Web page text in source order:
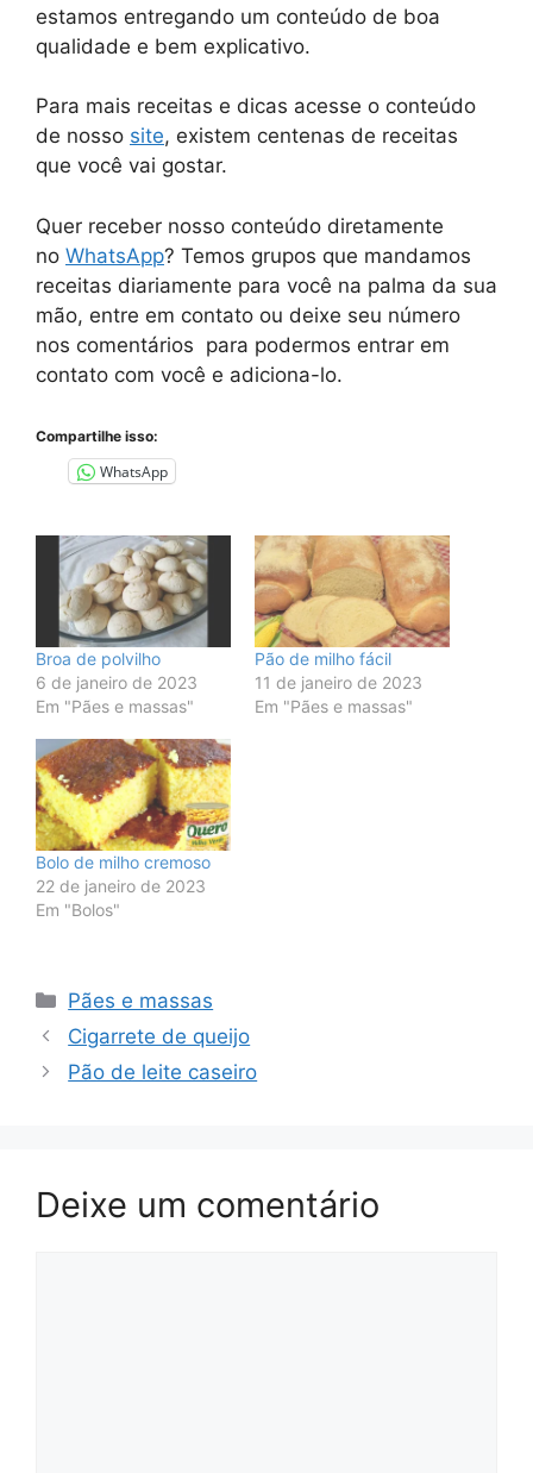
estamos entregando um conteúdo de boa
qualidade e bem explicativo.
Para mais receitas e dicas acesse o conteúdo
de nosso site, existem centenas de receitas
que você vai gostar.
Quer receber nosso conteúdo diretamente
no WhatsApp? Temos grupos que mandamos
receitas diariamente para você na palma da sua
mão, entre em contato ou deixe seu número
nos comentários para podermos entrar em
contato com você e adiciona-lo.
Compartilhe isso:
WhatsApp
Broa de polvilho
6 de janeiro de 2023
Em "Pães e massas"
Pão de milho fácil
11 de janeiro de 2023
Em "Pães e massas"
Bolo de milho cremoso
22 de janeiro de 2023
Em "Bolos"
Categorias
Pães e massas
Cigarrete de queijo
Pão de leite caseiro
Deixe um comentário